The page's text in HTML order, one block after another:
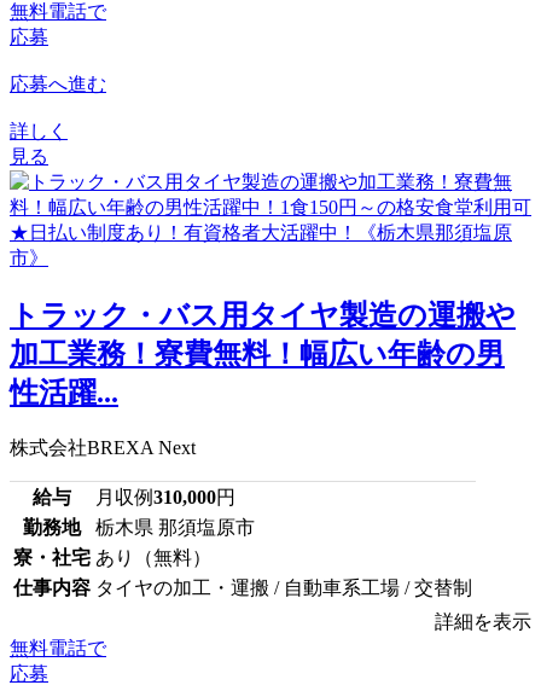
無料電話で
応募
応募へ進む
詳しく
見る
トラック・バス用タイヤ製造の運搬や
加工業務！寮費無料！幅広い年齢の男
性活躍...
株式会社BREXA Next
給与 月収例310,000円
勤務地
栃木県 那須塩原市
寮・社宅 あり（無料）
仕事内容 タイヤの加工・運搬 / 自動車系工場 / 交替制
詳細を表示
無料電話で
応募